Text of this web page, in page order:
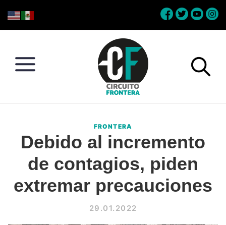
to
to
to
to
Conéctate
la
frontera
FRONTERA
Debido al incremento
de contagios, piden
extremar precauciones
29.01.2022